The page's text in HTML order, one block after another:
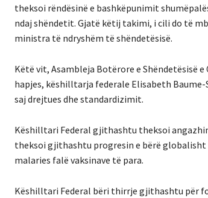
theksoi rëndësinë e bashkëpunimit
ndaj shëndetit. Gjatë këtij takimi, i cili do të
ministra të ndryshëm të shëndetësisë.
Këtë vit, Asambleja Botërore e Shëndetësisë
hapjes, këshilltarja federale Elisabeth
saj drejtues dhe standardizimit.
Këshilltari Federal gjithashtu theksoi
theksoi gjithashtu progresin e bërë globalisht
malaries falë vaksinave të para.
Këshilltari Federal bëri thirrje gjithashtu për